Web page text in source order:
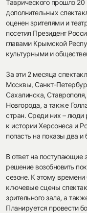
Таврического прошло
дополнительных
оценен зрителями и
посетил Президент
главами Крымской
культурными и
За эти 2 месяца
Москвы, Санкт-
Сахалинска,
Новгорода, а также
стран. Среди них –
к истории Херсонеса и
попасть на показы два и
В ответ на поступающие
решение возобновить
сезоне. К этому
ключевые сцены
зрительного зала, а
Планируется провести